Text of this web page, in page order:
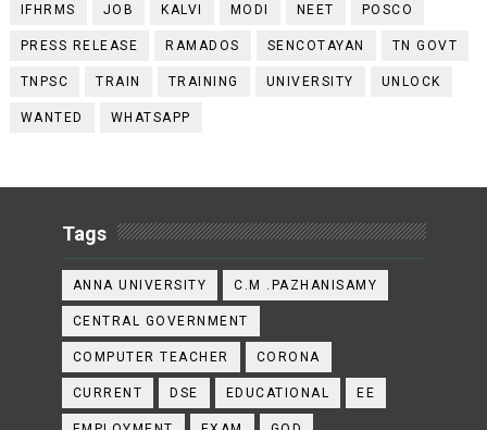
IFHRMS JOB KALVI MODI NEET POSCO
PRESS RELEASE RAMADOS SENCOTAYAN TN GOVT
TNPSC TRAIN TRAINING UNIVERSITY UNLOCK
WANTED WHATSAPP
Tags
ANNA UNIVERSITY C.M .PAZHANISAMY
CENTRAL GOVERNMENT
COMPUTER TEACHER CORONA
CURRENT DSE EDUCATIONAL EE